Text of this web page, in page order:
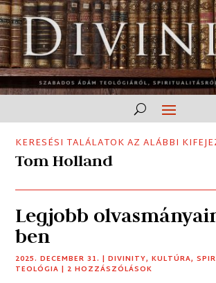
KERESÉSI TALÁLATOK AZ ALÁBBI
Tom Holland
Legjobb
ben
2025. DECEMBER 31. |DIVINITY,KULTÚRA,
TEOLÓGIA | 2 HOZZÁSZÓLÁSOK